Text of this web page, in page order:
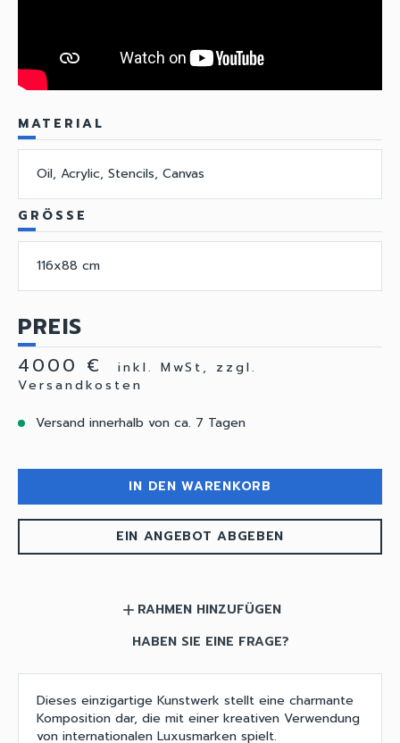
MATERIAL
Oil, Acrylic, Stencils, Canvas
GRÖSSE
116x88 cm
PREIS
4000 €
inkl. MwSt, zzgl.
Versandkosten
Versand innerhalb von ca. 7 Tagen
IN DEN WARENKORB
EIN ANGEBOT ABGEBEN
add RAHMEN HINZUFÜGEN
HABEN SIE EINE FRAGE?
Dieses einzigartige Kunstwerk stellt eine charmante
Komposition dar, die mit einer kreativen Verwendung
von internationalen Luxusmarken spielt.